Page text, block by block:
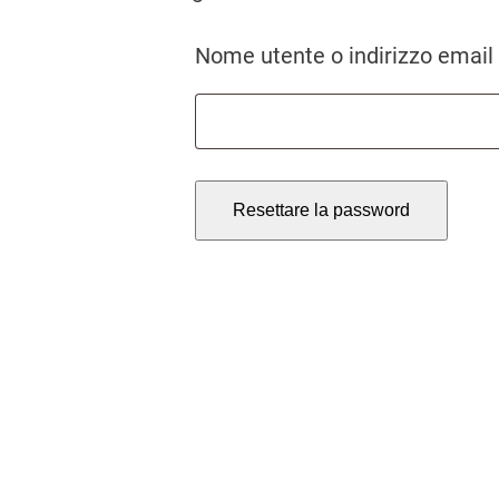
Nome utente o indirizzo email
Resettare la password